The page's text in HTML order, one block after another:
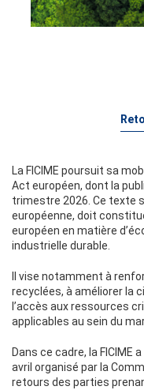
La FICIME poursuit sa
Act européen, dont la
trimestre 2026. Ce texte
européenne, doit
européen en matière
industrielle durable.
Il vise notamment à
recyclées, à améliorer la
l’accès aux ressources
applicables au sein du
Dans ce cadre, la FICIME
avril organisé par la
retours des parties